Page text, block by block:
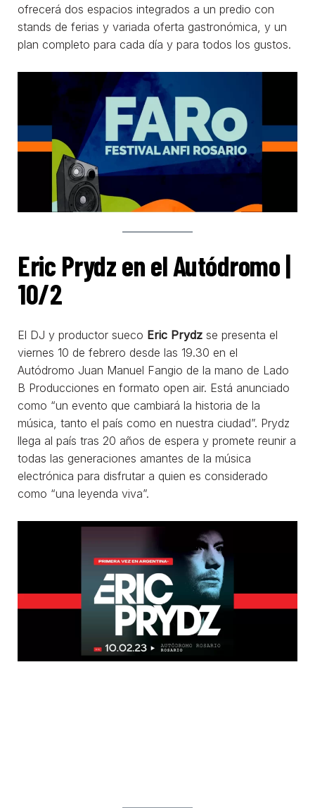
ofrecerá dos espacios integrados a un predio con
stands de ferias y variada oferta gastronómica, y un
plan completo para cada día y para todos los gustos.
Eric Prydz en el Autódromo |
10/2
El DJ y productor sueco Eric Prydz se presenta el
viernes 10 de febrero desde las 19.30 en el
Autódromo Juan Manuel Fangio de la mano de Lado
B Producciones en formato open air. Está anunciado
como “un evento que cambiará la historia de la
música, tanto el país como en nuestra ciudad”. Prydz
llega al país tras 20 años de espera y promete reunir a
todas las generaciones amantes de la música
electrónica para disfrutar a quien es considerado
como “una leyenda viva”.